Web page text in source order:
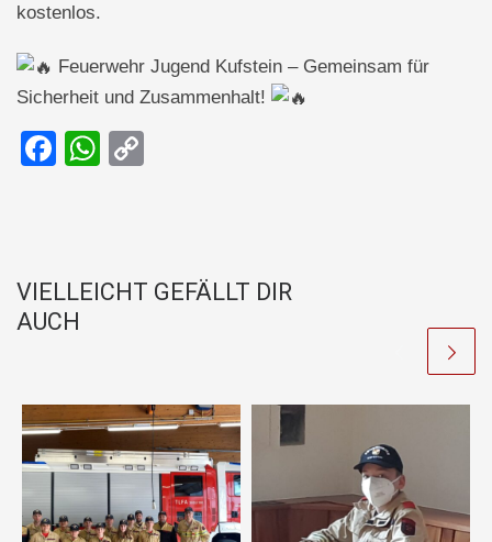
kostenlos.
Feuerwehr Jugend Kufstein – Gemeinsam für
Sicherheit und Zusammenhalt!
F
b
o
k
W
A Li
VIELLEICHT GEFÄLLT DIR
AUCH